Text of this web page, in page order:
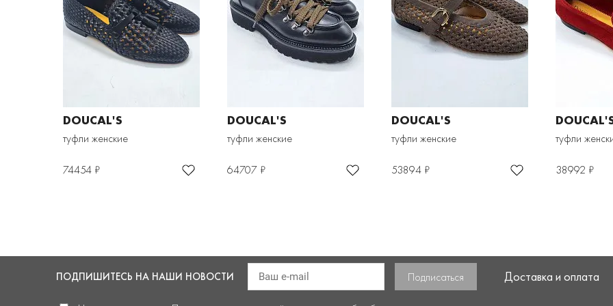
DOUCAL'S
туфли женские
74454 ₽
DOUCAL'S
туфли женские
64707 ₽
DOUCAL'S
туфли женские
53894 ₽
туфли
38992 ₽
ПОДПИШИТЕСЬ НА НАШИ НОВОСТИ Доставка и оплата